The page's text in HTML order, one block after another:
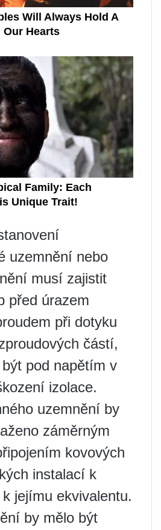
uzemnění nebo
musí zajistit
před úrazem
při dotyku
částí,
pod napětím v
izolace.
uzemnění by
záměrným
kovových
instalací k
k jejímu ekvivalentu.
by mělo být